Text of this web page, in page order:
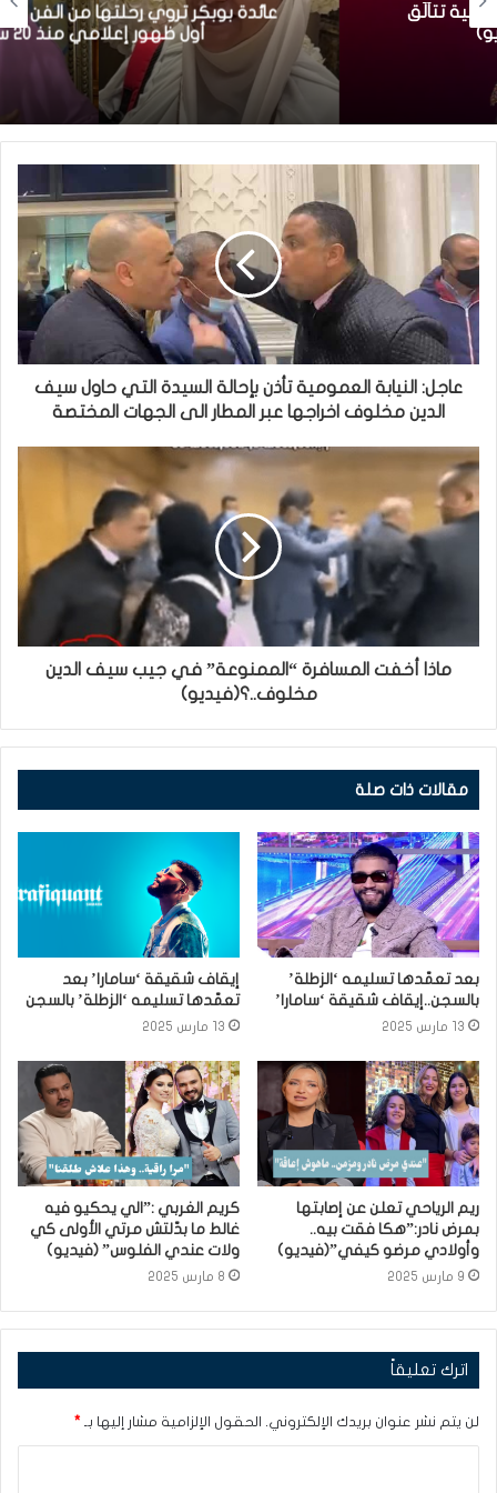
عائدة بوبكر تروي رحلتها من الفن إلى الحجاب في
أول ظهور إعلامي منذ 20 سنة
عاجل: النيابة العمومية تأذن بإحالة السيدة التي حاول سيف
الدين مخلوف اخراجها عبر المطار الى الجهات المختصة
ماذا أخفت المسافرة “الممنوعة” في جيب سيف الدين
مخلوف..؟(فيديو)
مقالات ذات صلة
بعد تعمّدها تسليمه ‘الزطلة’
بالسجن..إيقاف شقيقة ‘سامارا’
13 مارس 2025
إيقاف شقيقة ‘سامارا’ بعد
تعمّدها تسليمه ‘الزطلة’ بالسجن
13 مارس 2025
ريم الرياحي تعلن عن إصابتها
بمرض نادر:”هكا فقت بيه..
وأولادي مرضو كيفي”(فيديو)
9 مارس 2025
كريم الغربي :”الي يحكيو فيه
غالط ما بدّلتش مرتي الأولى كي
ولات عندي الفلوس” (فيديو)
8 مارس 2025
اترك تعليقاً
لن يتم نشر عنوان بريدك الإلكتروني. الحقول الإلزامية مشار إليها بـ *